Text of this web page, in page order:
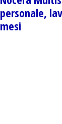
personale,
mesi